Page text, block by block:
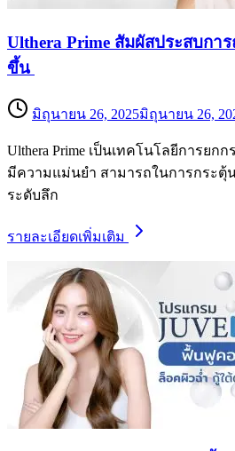
Ulthera Prime สัมผัสประสบกา
ขึ้น
มิถุนายน 26, 2025มิถุนายน 26,
Ulthera Prime เป็นเทคโนโลยีการย
มีความแม่นยำ สามารถในการกระตุ้
ระดับลึก
รายละเอียดเพิ่มเติม